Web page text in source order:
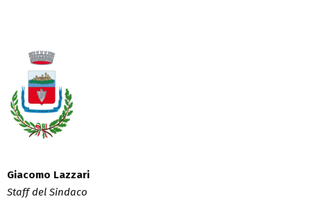
Giacomo Lazzari
Staff del Sindaco